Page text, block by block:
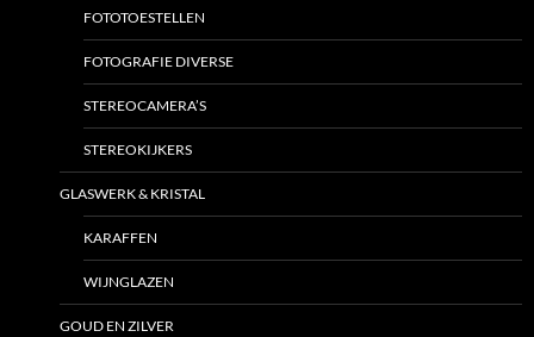
FOTOTOESTELLEN
FOTOGRAFIE DIVERSE
STEREOCAMERA’S
STEREOKIJKERS
GLASWERK & KRISTAL
KARAFFEN
WIJNGLAZEN
GOUD EN ZILVER